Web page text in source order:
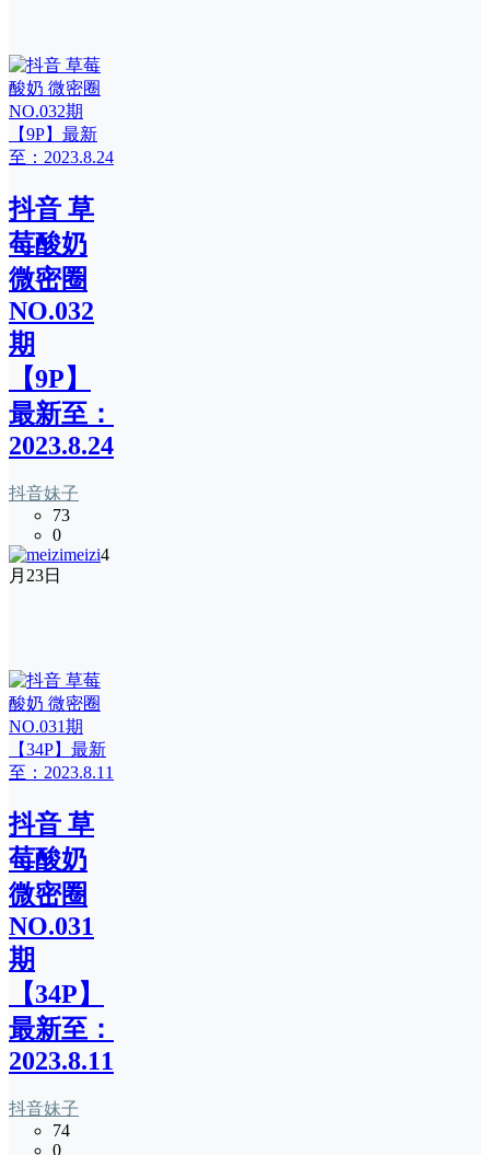
抖音 草
莓酸奶
微密圈
NO.032
期
【9P】
最新至：
2023.8.24
抖音妹子
73
0
meizi4
月23日
抖音 草
莓酸奶
微密圈
NO.031
期
【34P】
最新至：
2023.8.11
抖音妹子
74
0